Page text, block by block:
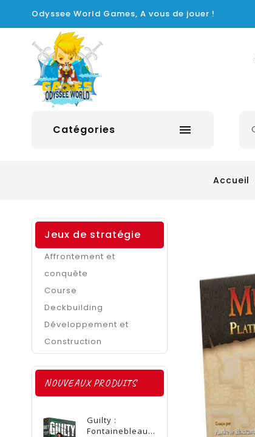
Odyssee World Games, A vous de jouer !
Catégories 
Accueil
Jeux de stratégie
Affrontement et
conquête
Course
Deckbuilding
Développement et
Construction
NOUVEAUX PRODUITS
Guilty :
Fontainebleau...